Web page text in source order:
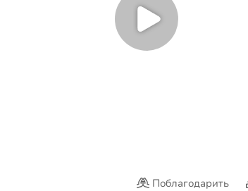
Поблагодарить